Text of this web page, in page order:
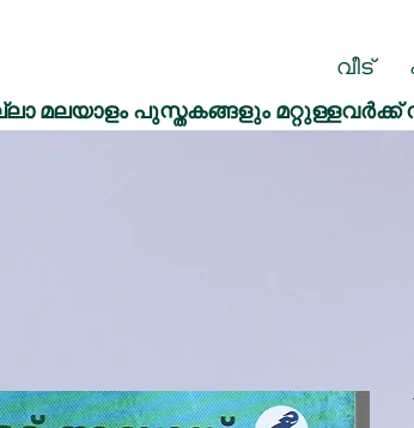
വീട്
മലയാളം പുസ്തകങ്ങളും മറ്റുള്ളവർക്ക്